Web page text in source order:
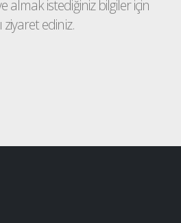
almak istediğiniz bilgiler için
ziyaret ediniz.